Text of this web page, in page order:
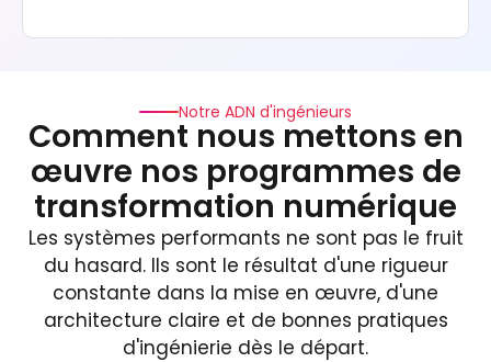
Notre ADN d'ingénieurs
Comment nous mettons en
œuvre nos programmes de
transformation numérique
Les systèmes performants ne sont pas le fruit
du hasard. Ils sont le résultat d'une rigueur
constante dans la mise en œuvre, d'une
architecture claire et de bonnes pratiques
d'ingénierie dès le départ.